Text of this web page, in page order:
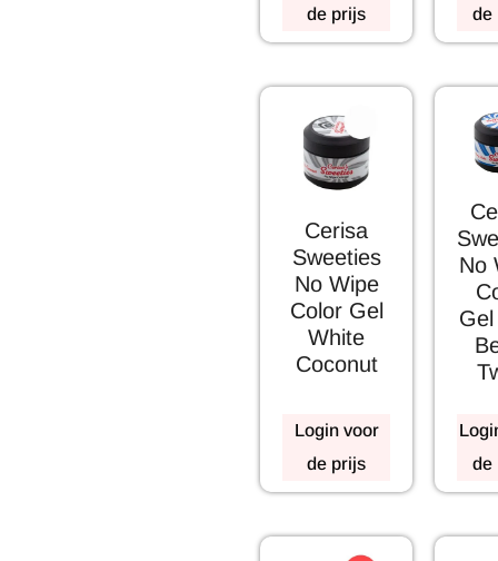
de prijs
de
Cerisa
Sweeties
No Wipe
Color Gel
White
Coconut
Login voor
de prijs
No
de